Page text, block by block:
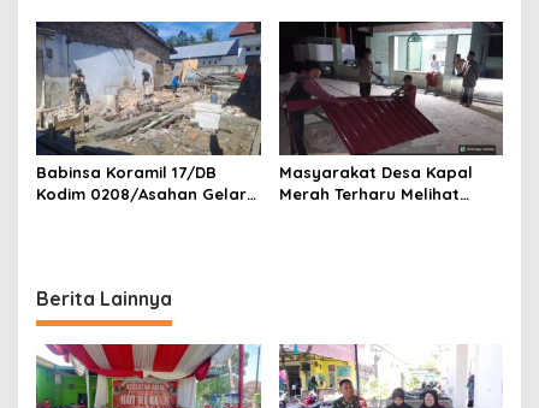
0208/Asahan Himbau Jaga
ebersihan Dan Kamtibmas
09/TB Kodim 0208/Asahan
Babinsa Koramil 17/DB
Kodim 0208/Asahan Gelar
Masyarakat Desa Kapal
Merah Terharu Melihat
Berita Lainnya